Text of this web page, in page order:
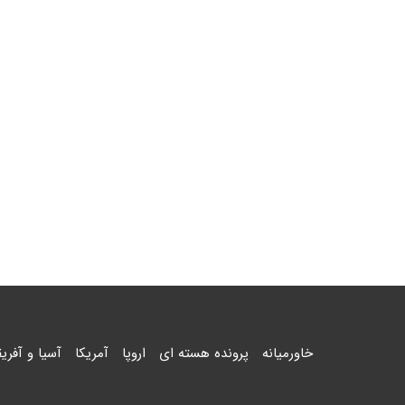
خاورمیانه پرونده هسته ای اروپا آمریکا آسیا و